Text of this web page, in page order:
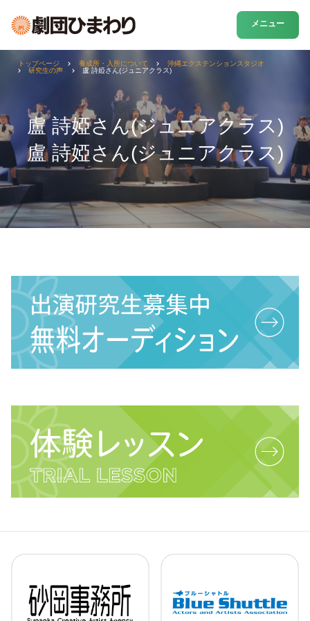
メニュー
盧 詩婭さん(ジュニアクラス)
盧 詩婭さん(ジュニアクラス)
トップページ 養成所・入所について
沖縄エクステンションスタジオ
研究生の声
盧 詩婭さん(ジュニアクラス)